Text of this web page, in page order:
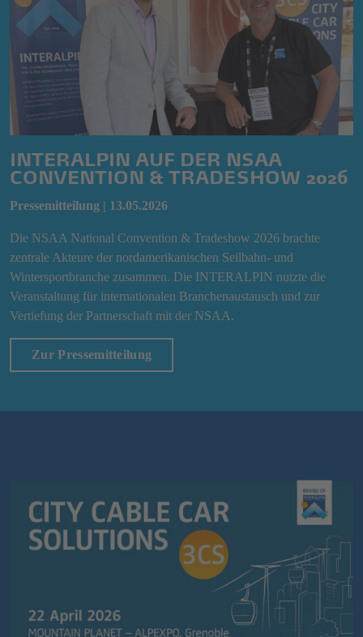
INTERALPIN AUF DER NSAA
CONVENTION & TRADESHOW 2026
Pressemitteilung | 13.05.2026
Die NSAA National Convention & Tradeshow 2026 brachte
zentrale Akteure der nordamerikanischen Seilbahn- und
Wintersportbranche zusammen. Die INTERALPIN nutzte die
Veranstaltung für internationalen Branchenaustausch und zur
Vertiefung der Partnerschaft mit der NSAA.
Zur Pressemitteilung